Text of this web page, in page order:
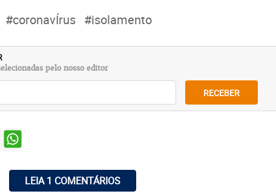
#coronavÍrus #isolamento
pelo nosso editor
RECEBER
LEIA 1 COMENTÁRIOS